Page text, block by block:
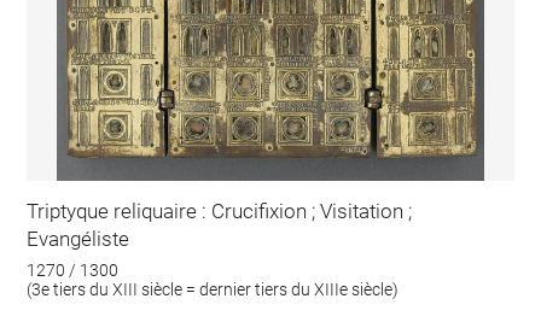
Triptyque reliquaire : Crucifixion ; Visitation ;
Evangéliste
1270 / 1300
(3e tiers du XIII siècle = dernier tiers du XIIIe siècle)